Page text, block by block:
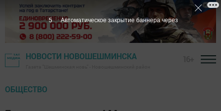
НОВОСТИ НОВОШЕШМИНСКА
ОБЩЕСТВО
4 Автоматическое закрытие баннера через